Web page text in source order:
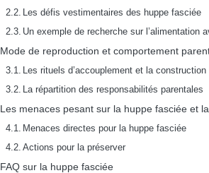
Les défis vestimentaires des huppe fasciée
Un exemple de recherche sur l’alimentation
Mode de reproduction et comportement
Les rituels d’accouplement et la construction
La répartition des responsabilités parentales
Les menaces pesant sur la huppe fasciée et
Menaces directes pour la huppe fasciée
Actions pour la préserver
FAQ sur la huppe fasciée